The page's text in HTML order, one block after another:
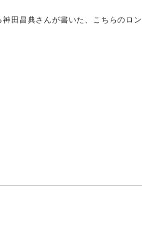
神田昌典さんが書いた、こちらの ロン